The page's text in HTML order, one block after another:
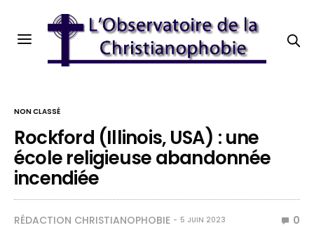
NON CLASSÉ
Rockford (Illinois, USA) : une
école religieuse abandonnée
incendiée
RÉDACTION CHRISTIANOPHOBIE 5 JUIN 2023 0